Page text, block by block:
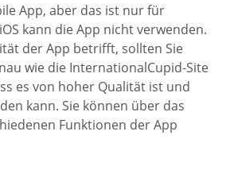
App, aber das ist nur für
kann die App nicht verwenden.
der App betrifft, sollten Sie
wie die InternationalCupid-Site
es von hoher Qualität ist und
kann. Sie können über das
Funktionen der App